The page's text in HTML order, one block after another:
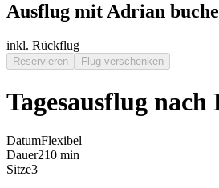
Ausflug mit Adrian
inkl. Rückflug
Reservieren Flug verschenken
Tagesausflug nach
DatumFlexibel
Dauer210 min
Sitze3